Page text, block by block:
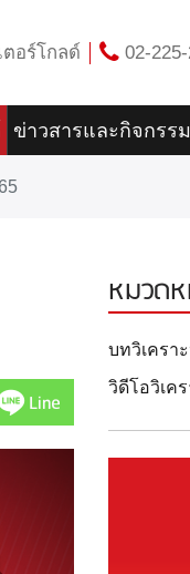
ตอร์โกลด์ 02-
ข่าวสารและกิจกรรม
Line
หมวด
บทวิเครา
วิดีโอวิเค